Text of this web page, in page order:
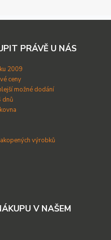
PRÁVĚ U NÁS
2009
ceny
možné dodání
dnů
výrobků
V NAŠEM